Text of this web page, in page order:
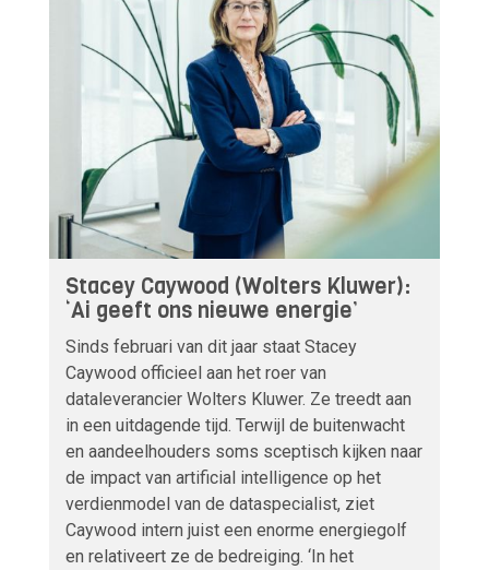
Stacey Caywood (Wolters Kluwer):
‘Ai geeft ons nieuwe energie’
Sinds februari van dit jaar staat Stacey
Caywood officieel aan het roer van
dataleverancier Wolters Kluwer. Ze treedt aan
in een uitdagende tijd. Terwijl de buitenwacht
en aandeelhouders soms sceptisch kijken naar
de impact van artificial intelligence op het
verdienmodel van de dataspecialist, ziet
Caywood intern juist een enorme energiegolf
en relativeert ze de bedreiging. ‘In het